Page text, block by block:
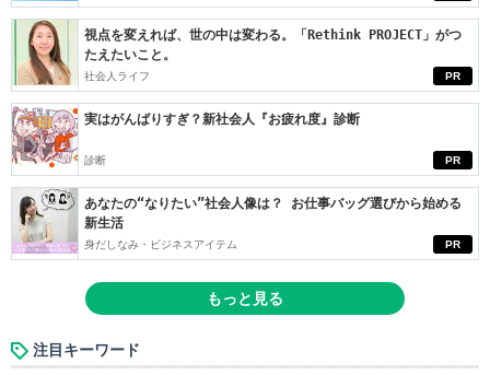
PR
視点を変えれば、世の中は変わる。「Rethink PROJECT」がつ
たえたいこと。
社会人ライフ
PR
実はがんばりすぎ？新社会人『お疲れ度』診断
診断
PR
あなたの“なりたい”社会人像は？ お仕事バッグ選びから始める
新生活
身だしなみ・ビジネスアイテム
もっと見る
注目キーワード